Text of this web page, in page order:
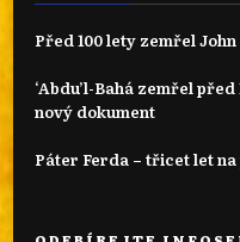
Před 100 lety zemřel
‘Abdu’l-Bahá zemřel
nový dokument
Páter Ferda – třicet let na